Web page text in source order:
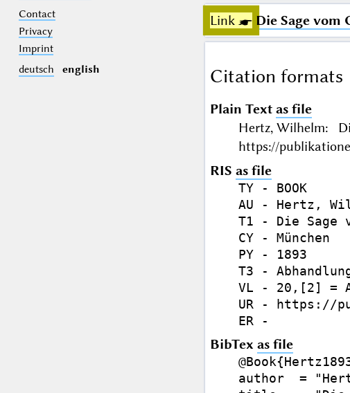
Contact
Privacy
Imprint
deutsch
english
Link ☛ Die Sage vom
Citation formats
Plain Text as file
Hertz, Wilhelm:
https://
RIS as file
TY - BOOK
AU - Hertz,
T1 - Die Sage
CY - München
PY - 1893
T3 -
VL - 20,[2] =
UR - https://
BibTex as file
author  =